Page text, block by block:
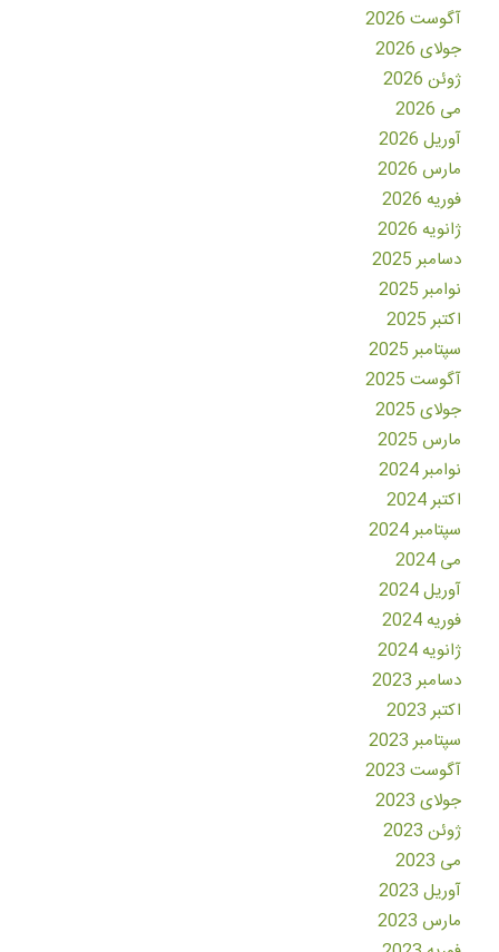
آگوست 2026
جولای 2026
ژوئن 2026
می 2026
آوریل 2026
مارس 2026
فوریه 2026
ژانویه 2026
دسامبر 2025
نوامبر 2025
اکتبر 2025
سپتامبر 2025
آگوست 2025
جولای 2025
مارس 2025
نوامبر 2024
اکتبر 2024
سپتامبر 2024
می 2024
آوریل 2024
فوریه 2024
ژانویه 2024
دسامبر 2023
اکتبر 2023
سپتامبر 2023
آگوست 2023
جولای 2023
ژوئن 2023
می 2023
آوریل 2023
مارس 2023